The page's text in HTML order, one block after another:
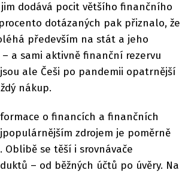
dodává pocit většího finančního
dotázaných pak přiznalo, že
především na stát a jeho
a sami aktivně finanční rezervu
ale Češi po pandemii opatrnější
nákup.
o financích a finančních
zdrojem je poměrně
se těší i srovnávače
– od běžných účtů po úvěry. Na